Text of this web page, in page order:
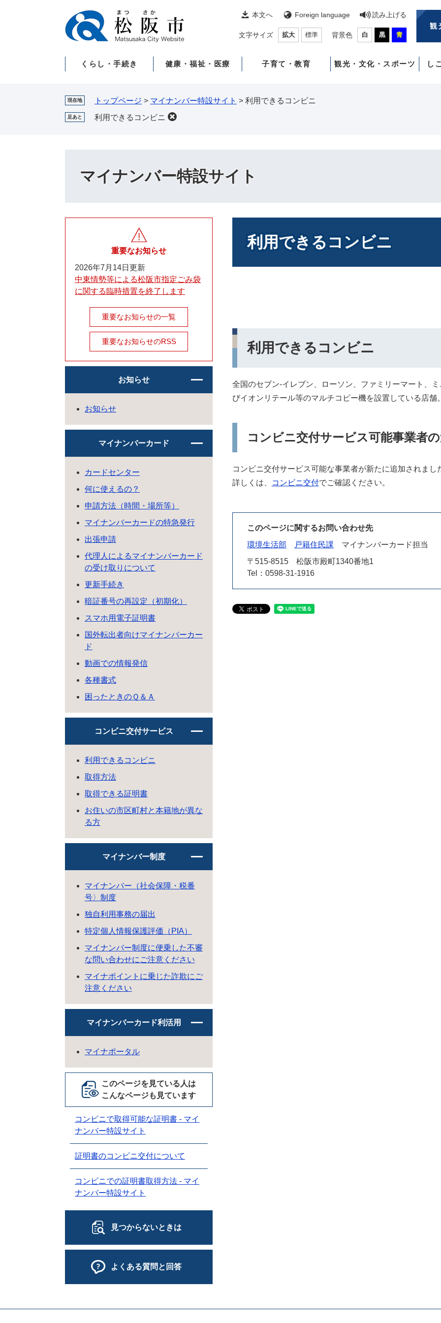
本文へ Foreign language 読み上げる
文字サイズ 拡大 標準 背景色 白 黒 青
観
くらし・手続き 健康・福祉・医療 子育て・教育 観光・文化・スポーツ し
現在地 トップページ > マイナンバー特設サイト > 利用できるコンビニ
足あと 利用できるコンビニ
マイナンバー特設サイト
利用できるコンビニ
利用できるコンビニ
全国のセブン-イレブン、ローソン、ファミリーマート、
びイオンリテール等のマルチコピー機を設置している店舗
コンビニ交付サービス可能事業者
コンビニ交付サービス可能な事業者が新たに追加されまし
詳しくは、
コンビニ交付でご確認ください。
このページに関するお問い合わせ先
環境生活部
戸籍住民課
マイナンバーカード担当
〒515-8515
松阪市殿町1340番地1
Tel：0598-31-1916
重要なお知らせ
2026年7月14日更新
中東情勢等による松阪市指定ごみ袋
に関する臨時措置を終了します
重要なお知らせの一覧
重要なお知らせのRSS
お知らせ
お知らせ
マイナンバーカード
カードセンター
何に使えるの？
申請方法（時間・場所等）
マイナンバーカードの特急発行
出張申請
代理人によるマイナンバーカード
の受け取りについて
更新手続き
暗証番号の再設定（初期化）
スマホ用電子証明書
国外転出者向けマイナンバーカー
ド
動画での情報発信
各種書式
困ったときのＱ＆Ａ
コンビニ交付サービス
利用できるコンビニ
取得方法
取得できる証明書
お住いの市区町村と本籍地が異な
る方
マイナンバー制度
マイナンバー（社会保障・税番
号〉制度
独自利用事務の届出
特定個人情報保護評価（PIA）
マイナンバー制度に便乗した不審
な問い合わせにご注意ください
マイナポイントに乗じた詐欺にご
注意ください
マイナンバーカード利活用
マイナポータル
このページを見ている人は
こんなページも見ています
コンビニで取得可能な証明書 - マイ
ナンバー特設サイト
証明書のコンビニ交付について
コンビニでの証明書取得方法 - マイ
ナンバー特設サイト
見つからないときは
よくある質問と回答